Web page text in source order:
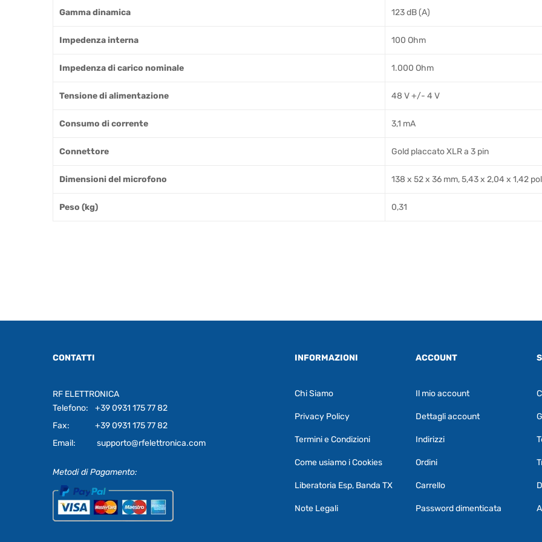
Gamma dinamica 123 dB (A)
Impedenza interna 100 Ohm
Impedenza di carico nominale 1.000 Ohm
Tensione di alimentazione 48 V +/- 4 V
Consumo di corrente 3,1 mA
Connettore Gold placcato XLR a 3 pin
Dimensioni del microfono 138 x 52 x 36 mm, 5,43 x 2,04 x 1,42
Peso (kg) 0,31
CONTATTI
RF ELETTRONICA
Telefono:
+39 0931 175 77 82
Fax:
+39 0931 175 77 82
Email:
supporto@rfelettronica.com
Metodi di Pagamento:
INFORMAZIONI
Chi Siamo
Privacy Policy
Termini e Condizioni
Come usiamo i Cookies
Liberatoria Esp, Banda TX
Note Legali
ACCOUNT
Il mio account
Dettagli account
Indirizzi
Ordini
Carrello
Password dimenticata